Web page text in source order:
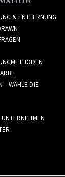
& ENTFERNUNG
– WÄHLE DIE